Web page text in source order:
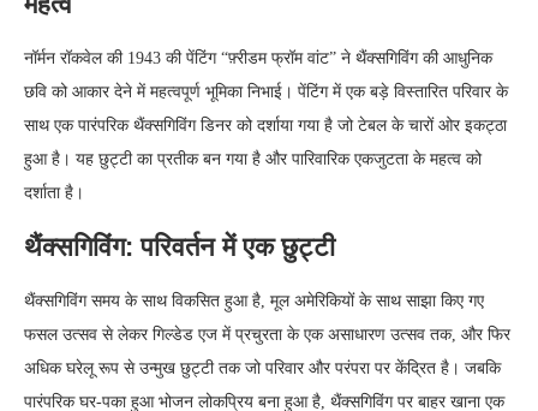
नॉर्मन रॉकवेल की 1943 की पेंटिंग “फ़्रीडम फ्रॉम वांट” ने थैंक्सगिविंग की आधुनिक
छवि को आकार देने में महत्वपूर्ण भूमिका निभाई। पेंटिंग में एक बड़े विस्तारित परिवार के
साथ एक पारंपरिक थैंक्सगिविंग डिनर को दर्शाया गया है जो टेबल के चारों ओर इकट्ठा
हुआ है। यह छुट्टी का प्रतीक बन गया है और पारिवारिक एकजुटता के महत्व को
दर्शाता है।
थैंक्सगिविंग: परिवर्तन में एक छुट्टी
थैंक्सगिविंग समय के साथ विकसित हुआ है, मूल अमेरिकियों के साथ साझा किए गए
फसल उत्सव से लेकर गिल्डेड एज में प्रचुरता के एक असाधारण उत्सव तक, और फिर
अधिक घरेलू रूप से उन्मुख छुट्टी तक जो परिवार और परंपरा पर केंद्रित है। जबकि
पारंपरिक घर-पका हुआ भोजन लोकप्रिय बना हुआ है, थैंक्सगिविंग पर बाहर खाना एक